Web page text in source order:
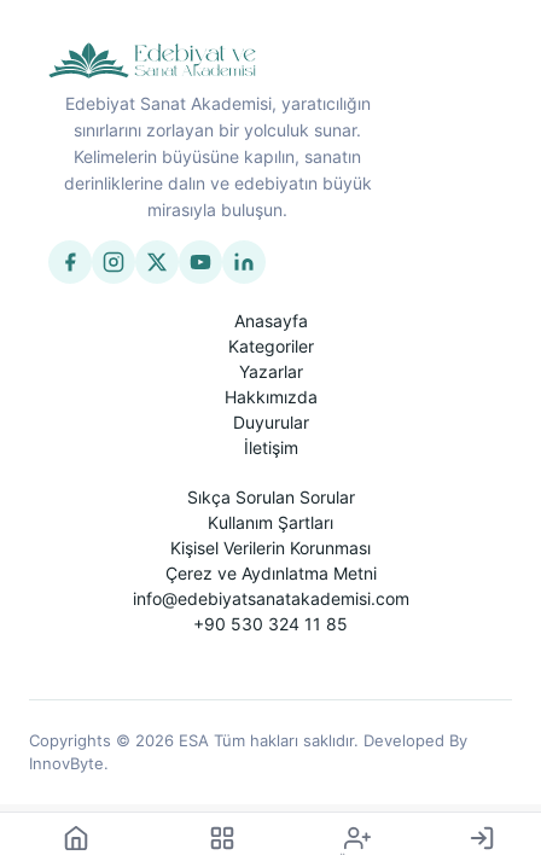
Edebiyat Sanat Akademisi, yaratıcılığın
sınırlarını zorlayan bir yolculuk sunar.
Kelimelerin büyüsüne kapılın, sanatın
derinliklerine dalın ve edebiyatın büyük
mirasıyla buluşun.
Anasayfa
Kategoriler
Yazarlar
Hakkımızda
Duyurular
İletişim
Sıkça Sorulan Sorular
Kullanım Şartları
Kişisel Verilerin Korunması
Çerez ve Aydınlatma Metni
info@edebiyatsanatakademisi.com
+90 530 324 11 85
Copyrights © 2026 ESA Tüm hakları saklıdır. Developed By
InnovByte.